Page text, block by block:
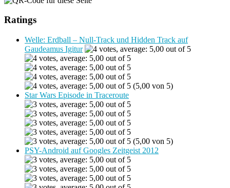
Ratings
Welle: Erdball – Null-Track und Hidden Track auf
Gaudeamus Igitur
(5,00 von 5)
Star Wars Episode in Traceroute
(5,00 von 5)
PSY-Android auf Googles Zeitgeist 2012